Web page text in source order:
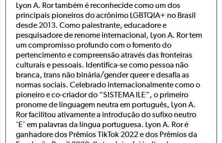
Lyon A. Ror também é reconhecide como um dos
principais pioneiros do acrônimo LGBTQIA+ no Brasil
desde 2013. Como palestrante, educadore e
pesquisadore de renome internacional, Lyon A. Ror tem
um compromisso profundo com o fomento do
pertencimento e compreensão através das fronteiras
culturais e pessoais. Identifica-se como pessoa não
branca, trans não binária/gender queer e desafia as
normas sociais. Celebrado internacionalmente como o
pioneiro e co-criador do “SISTEMA ILE”, o primeiro
pronome de linguagem neutra em português, Lyon A.
Ror facilitou ativamente a introdução do sufixo neutro
‘E’ em palavras da língua portuguesa. Lyon A. Ror é
ganhadore dos Prêmios TikTok 2022 e dos Prêmios da